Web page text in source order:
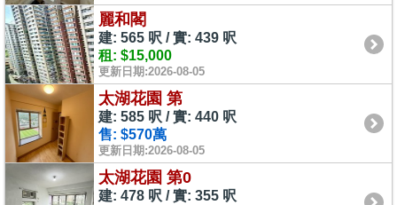
麗和閣
建: 565 呎 / 實: 439 呎
租: $15,000
更新日期:2026-08-05
太湖花園 第
建: 585 呎 / 實: 440 呎
售: $570萬
更新日期:2026-08-05
太湖花園 第0
建: 478 呎 / 實: 355 呎